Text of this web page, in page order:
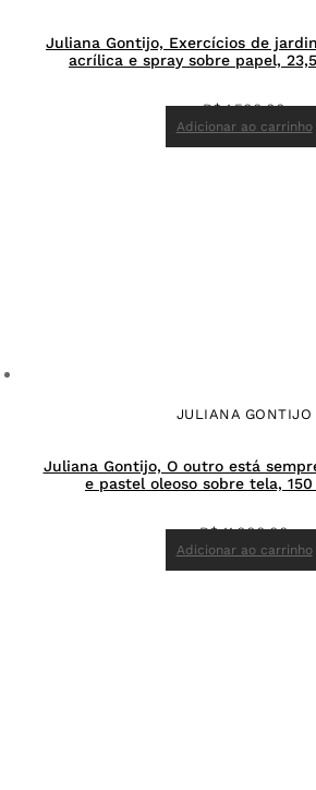
Juliana Gontijo, Exercícios de
acrílica e spray sobre papel,
R$1.500,00
Adicionar ao carrinho
JULIANA GONTIJO
Juliana Gontijo, O outro está
e pastel oleoso sobre tela,
R$11.000,00
Adicionar ao carrinho